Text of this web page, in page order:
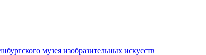
музея изобразительных искусств